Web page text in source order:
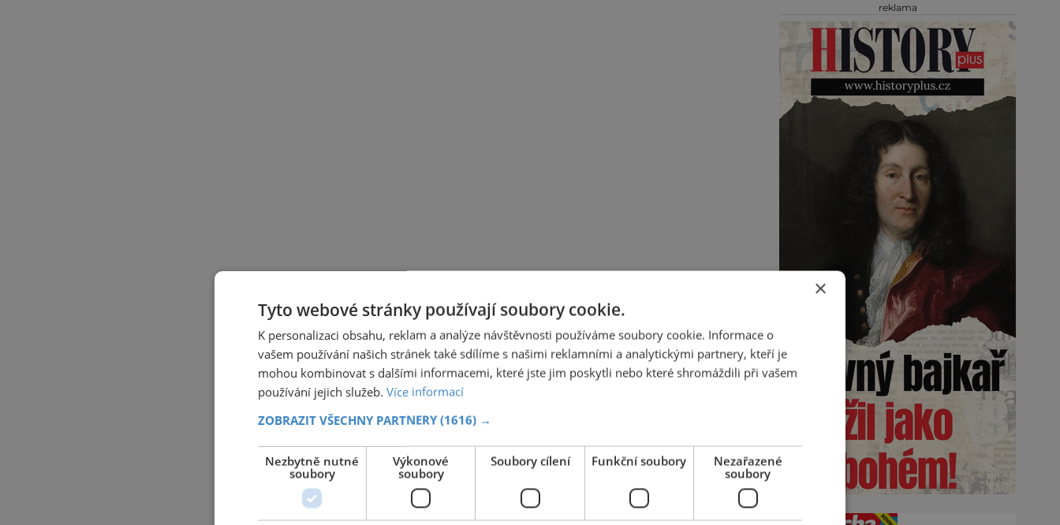
reklama
×
Tyto webové stránky používají soubory cookie.
K personalizaci obsahu, reklam a analýze návštěvnosti používáme soubory cookie. Informace o
vašem používání našich stránek také sdílíme s našimi reklamními a analytickými partnery, kteří je
mohou kombinovat s dalšími informacemi, které jste jim poskytli nebo které shromáždili při vašem
používání jejich služeb. Více informací
ZOBRAZIT VŠECHNY PARTNERY (1616) →
Nezbytně nutné
soubory
Výkonové
soubory
Soubory cílení Funkční soubory
Nezařazené
soubory